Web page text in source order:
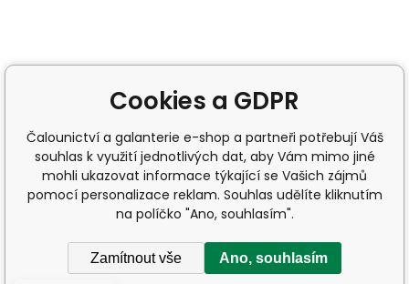
Cookies a GDPR
Čalounictví a galanterie e-shop a partneři potřebují Váš
souhlas k využití jednotlivých dat, aby Vám mimo jiné
mohli ukazovat informace týkající se Vašich zájmů
pomocí personalizace reklam. Souhlas udělíte kliknutím
na políčko "Ano, souhlasím".
Zamítnout vše Ano, souhlasím